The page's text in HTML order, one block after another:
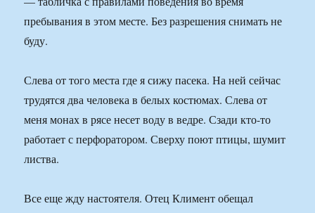
пребывания в этом месте. Без разрешения снимать не
буду.
Слева от того места где я сижу пасека. На ней сейчас
трудятся два человека в белых костюмах. Слева от
меня монах в рясе несет воду в ведре. Сзади кто-то
работает с перфоратором. Сверху поют птицы, шумит
листва.
Все еще жду настоятеля. Отец Климент обещал